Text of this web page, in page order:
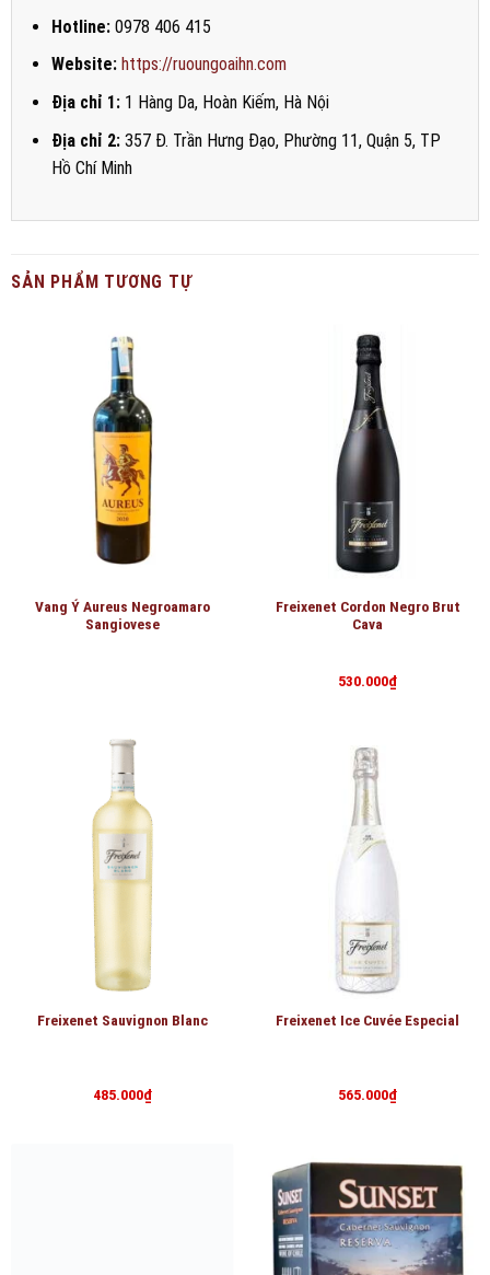
Hotline:0978 406 415
Website: https://ruoungoaihn.com
Địa chỉ 1:1 Hàng Da, Hoàn Kiếm, Hà Nội
Địa chỉ 2:357 Đ. Trần Hưng Đạo, Phường 11, Quận 5, TP
Hồ Chí Minh
SẢN PHẨM TƯƠNG TỰ
Vang Ý Aureus Negroamaro
Sangiovese
Freixenet Cordon Negro Brut
Cava
530.000₫
Freixenet Sauvignon Blanc
485.000₫
Freixenet Ice Cuvée Especial
565.000₫